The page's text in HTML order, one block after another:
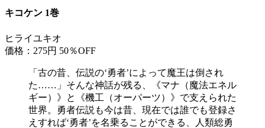
キコケン 1巻
ヒライユキオ
価格：275円 50％OFF
「古の昔、伝説の‘勇者’によって魔王は倒され
た……」そんな神話が残る、《マナ（魔法エネル
ギー）》と《機工（オーパーツ）》で支えられた
世界。勇者伝説も今は昔、現在では誰でも登録さ
えすれば‘勇者’を名乗ることができる、人類総勇